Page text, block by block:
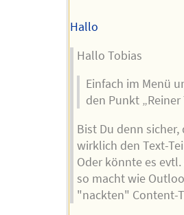
Hallo
Hallo Tobias
Einfach im Menü
den Punkt
Bist Du denn
wirklich den Text-
Oder könnte es
so macht wie
"nackten" Content-